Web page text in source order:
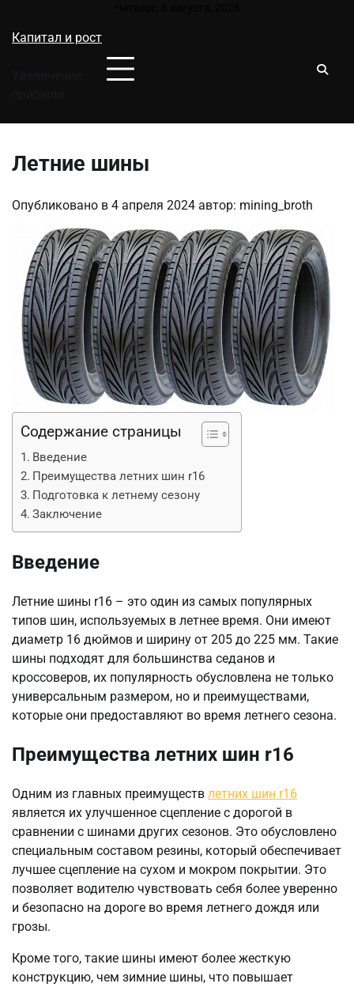
содержимому
Капитал и рост
Летние шины
Опубликовано в 4 апреля 2024 автор: mining_broth
Содержание страницы
Введение
Преимущества летних шин r16
Подготовка к летнему сезону
Заключение
Введение
Летние шины r16 – это один из самых популярных
типов шин, используемых в летнее время. Они имеют
диаметр 16 дюймов и ширину от 205 до 225 мм. Такие
шины подходят для большинства седанов и
кроссоверов, их популярность обусловлена не только
универсальным размером, но и преимуществами,
которые они предоставляют во время летнего сезона.
Преимущества летних шин r16
Одним из главных преимуществ летних шин r16
является их улучшенное сцепление с дорогой в
сравнении с шинами других сезонов. Это обусловлено
специальным составом резины, который обеспечивает
лучшее сцепление на сухом и мокром покрытии. Это
позволяет водителю чувствовать себя более уверенно
и безопасно на дороге во время летнего дождя или
грозы.
Кроме того, такие шины имеют более жесткую
конструкцию, чем зимние шины, что повышает